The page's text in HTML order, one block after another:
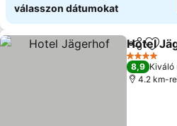
válasszon dátumokat
Hotel
4 Kategória
8,9 Kiváló
4.2 km-